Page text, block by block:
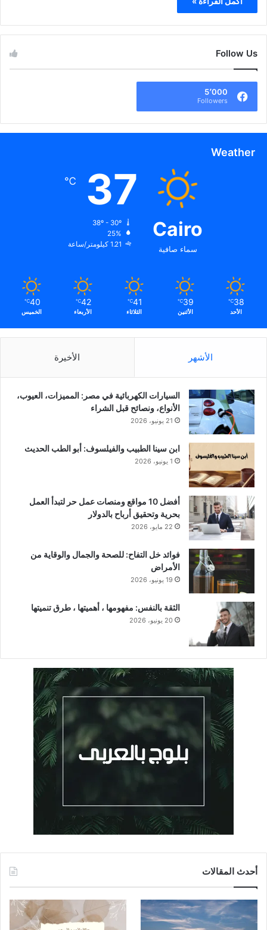
Follow Us
5٬000
Followers
Weather
Cairo
سماء صافية
37
℃
25%
1.21 كيلومتر/ساعة
38
℃
الأحد
39
℃
الأثنين
41
℃
الثلاثاء
42
℃
الأربعاء
40
℃
الخميس
الأشهر الأخيرة
السيارات الكهربائية في مصر: المميزات، العيوب،
الأنواع، ونصائح قبل الشراء
21 يونيو، 2026
ابن سينا الطبيب والفيلسوف: أبو الطب الحديث
1 يونيو، 2026
أفضل 10 مواقع ومنصات عمل حر لتبدأ العمل
بحرية وتحقيق أرباح بالدولار
22 مايو، 2026
فوائد خل التفاح: للصحة والجمال والوقاية من
الأمراض
19 يونيو، 2026
الثقة بالنفس: مفهومها ، أهميتها ، طرق تنميتها
20 يونيو، 2026
أحدث المقالات